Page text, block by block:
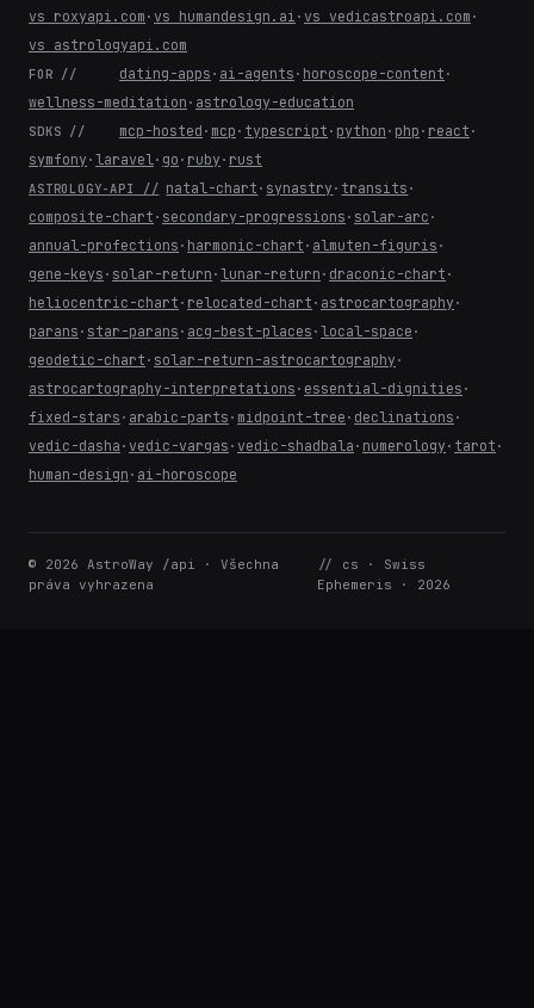
vs roxyapi.com · vs humandesign.ai · vs vedicastroapi.com ·
vs astrologyapi.com
FOR // dating-apps · ai-agents · horoscope-content ·
wellness-meditation · astrology-education
SDKS // mcp-hosted · mcp · typescript · python · php · react ·
symfony · laravel· go · ruby · rust
ASTROLOGY-API // natal-chart · synastry · transits ·
composite-chart · secondary-progressions · solar-arc ·
annual-profections · harmonic-chart · almuten-figuris ·
gene-keys · solar-return · lunar-return · draconic-chart ·
heliocentric-chart · relocated-chart · astrocartography ·
parans · star-parans · acg-best-places · local-space ·
geodetic-chart · solar-return-astrocartography ·
astrocartography-interpretations · essential-dignities ·
fixed-stars · arabic-parts · midpoint-tree · declinations ·
vedic-dasha · vedic-vargas · vedic-shadbala · numerology · tarot ·
human-design · ai-horoscope
© 2026 AstroWay /api · Všechna
práva vyhrazena
// cs · Swiss
Ephemeris · 2026